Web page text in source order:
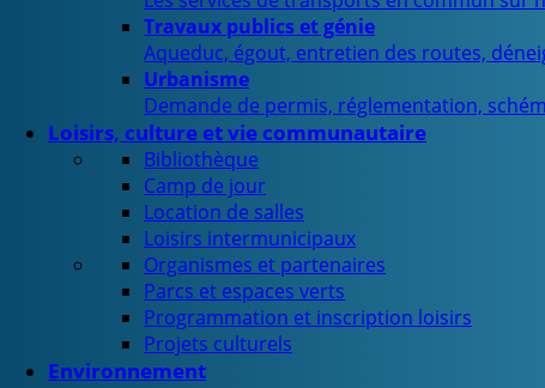
Travaux publics et génie
Aqueduc, égout, entretien des routes,
Urbanisme
Demande de permis, réglementation,
Loisirs, culture et vie communautaire
Bibliothèque
Camp de jour
Location de salles
Loisirs intermunicipaux
Organismes et partenaires
Parcs et espaces verts
Programmation et inscription loisirs
Projets culturels
Environnement